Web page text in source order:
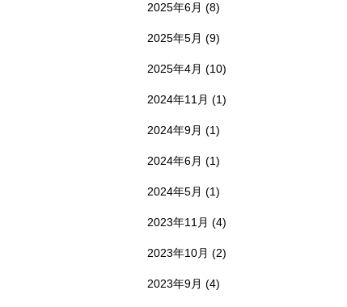
2025年6月 (8)
2025年5月 (9)
2025年4月 (10)
2024年11月 (1)
2024年9月 (1)
2024年6月 (1)
2024年5月 (1)
2023年11月 (4)
2023年10月 (2)
2023年9月 (4)